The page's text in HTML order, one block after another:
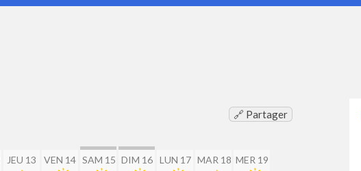
🔗 Partager
JEU 13 VEN 14 SAM 15 DIM 16 LUN 17 MAR 18 MER 19